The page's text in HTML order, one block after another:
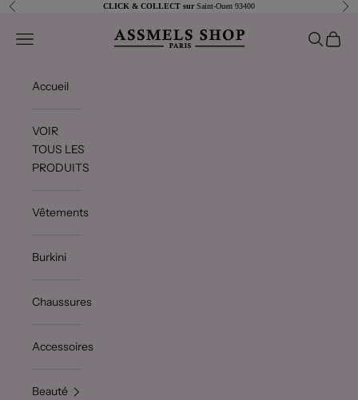
Passer au contenu
Précédent CLICK & COLLECT surSaint-Ouen 93400
Assmels shop
Ouvrir la navigation Ouvrir la
Voir
Accueil
VOIR
TOUS LES
PRODUITS
Vêtements
Burkini
Chaussures
Accessoires
Beauté